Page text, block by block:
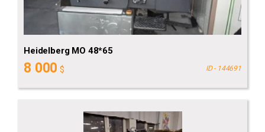
Heidelberg MO 48*65
8 000 $ ID - 144691